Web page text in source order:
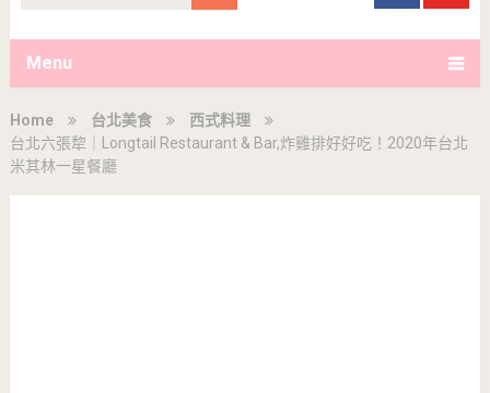
Menu
Home 台北美食
西式料理
台北六張犂｜Longtail Restaurant & Bar,炸雞排好好吃！2020年台北
米其林一星餐廳